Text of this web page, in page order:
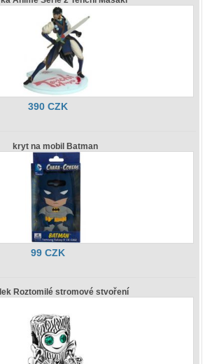
390 CZK
kryt na mobil Batman
99 CZK
Roztomilé stromové stvoření